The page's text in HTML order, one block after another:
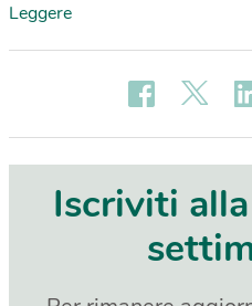
Leggere
Iscriviti